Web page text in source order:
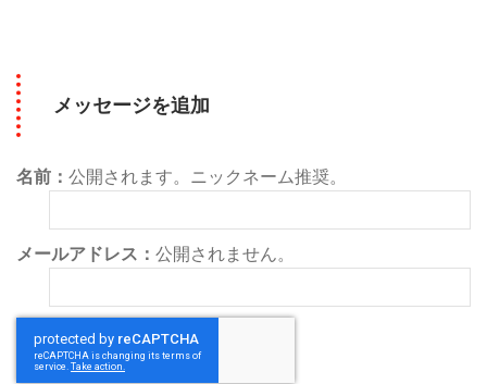
メッセージを追加
名前： 公開されます。ニックネーム推奨。
メールアドレス： 公開されません。